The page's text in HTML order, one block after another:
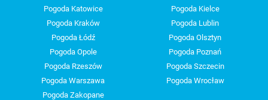
Pogoda Katowice
Pogoda Kielce
Pogoda Kraków
Pogoda Lublin
Pogoda Łódź
Pogoda Olsztyn
Pogoda Opole
Pogoda Poznań
Pogoda Rzeszów
Pogoda Szczecin
Pogoda Warszawa
Pogoda Wrocław
Pogoda Zakopane